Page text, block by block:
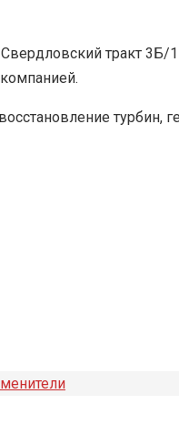
тракт 3Б/1
турбин,